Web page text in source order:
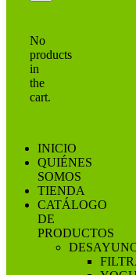
No
products
in
the
cart.
INICIO
QUIÉNES
SOMOS
TIENDA
CATÁLOGO
DE
PRODUCTOS